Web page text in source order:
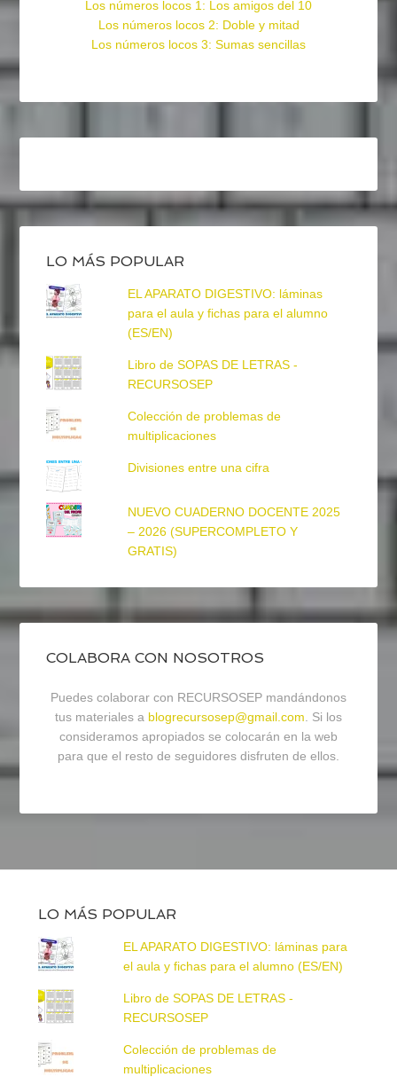
Los números locos 1: Los amigos del 10
Los números locos 2: Doble y mitad
Los números locos 3: Sumas sencillas
LO MÁS POPULAR
EL APARATO DIGESTIVO: láminas
para el aula y fichas para el alumno
(ES/EN)
Libro de SOPAS DE LETRAS -
RECURSOSEP
Colección de problemas de
multiplicaciones
Divisiones entre una cifra
NUEVO CUADERNO DOCENTE 2025
– 2026 (SUPERCOMPLETO Y
GRATIS)
COLABORA CON NOSOTROS
Puedes colaborar con RECURSOSEP mandándonos
tus materiales a blogrecursosep@gmail.com. Si los
consideramos apropiados se colocarán en la web
para que el resto de seguidores disfruten de ellos.
LO MÁS POPULAR
EL APARATO DIGESTIVO: láminas para
el aula y fichas para el alumno (ES/EN)
Libro de SOPAS DE LETRAS -
RECURSOSEP
Colección de problemas de
multiplicaciones